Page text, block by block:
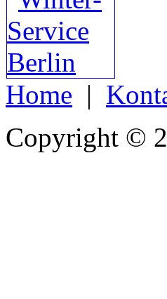
Home |
Copyright ©